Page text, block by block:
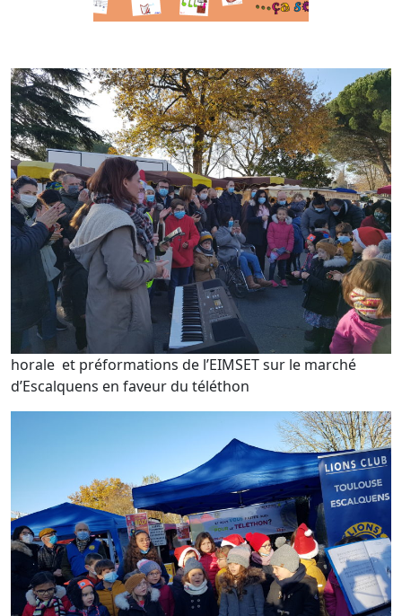
horale et préformations de l’EIMSET sur le marché
d’Escalquens en faveur du téléthon